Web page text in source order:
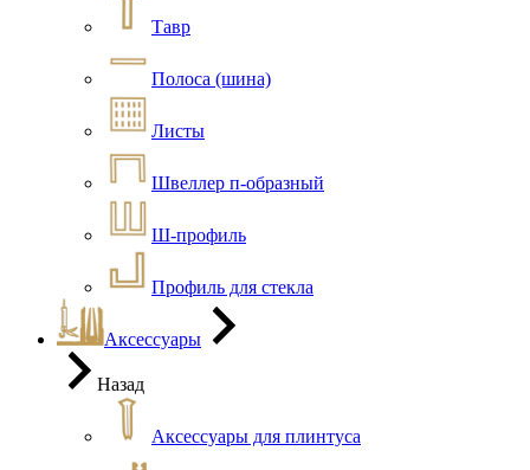
Тавр
Полоса (шина)
Листы
Швеллер п-образный
Ш-профиль
Профиль для стекла
Аксессуары
Назад
Аксессуары для плинтуса